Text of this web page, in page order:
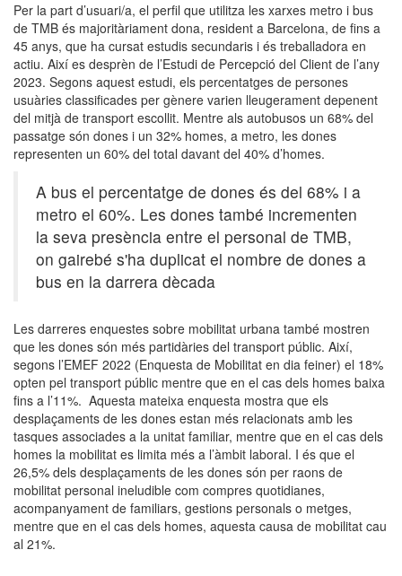
Per la part d’usuari/a, el perfil que utilitza les xarxes metro i bus
de TMB és majoritàriament dona, resident a Barcelona, de fins a
45 anys, que ha cursat estudis secundaris i és treballadora en
actiu. Així es desprèn de l’Estudi de Percepció del Client de l’any
2023. Segons aquest estudi, els percentatges de persones
usuàries classificades per gènere varien lleugerament depenent
del mitjà de transport escollit. Mentre als autobusos un 68% del
passatge són dones i un 32% homes, a metro, les dones
representen un 60% del total davant del 40% d’homes.
A bus el percentatge de dones és del 68% i a
metro el 60%. Les dones també incrementen
la seva presència entre el personal de TMB,
on gairebé s'ha duplicat el nombre de dones a
bus en la darrera dècada
Les darreres enquestes sobre mobilitat urbana també mostren
que les dones són més partidàries del transport públic. Així,
segons l’EMEF 2022 (Enquesta de Mobilitat en dia feiner) el 18%
opten pel transport públic mentre que en el cas dels homes baixa
fins a l’11%. Aquesta mateixa enquesta mostra que els
desplaçaments de les dones estan més relacionats amb les
tasques associades a la unitat familiar, mentre que en el cas dels
homes la mobilitat es limita més a l’àmbit laboral. I és que el
26,5% dels desplaçaments de les dones són per raons de
mobilitat personal ineludible com compres quotidianes,
acompanyament de familiars, gestions personals o metges,
mentre que en el cas dels homes, aquesta causa de mobilitat cau
al 21%.